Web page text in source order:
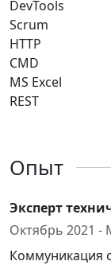
DevTools
Scrum
HTTP
CMD
MS Excel
REST
Опыт
Эксперт
Октябрь 2021 -
Коммуникация